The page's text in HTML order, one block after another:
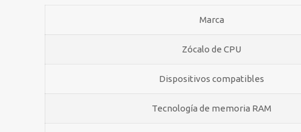
Marca
Zócalo de CPU
Dispositivos compatibles
Tecnología de memoria RAM